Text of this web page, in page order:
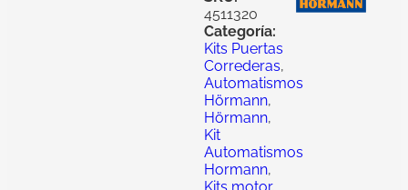
4511320
Categoría:
Kits Puertas
Correderas,
Automatismos
Hörmann,
Hörmann,
Kit
Automatismos
Hormann,
Kits motor,